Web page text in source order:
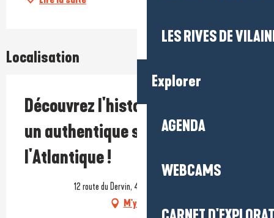
LES RIVES DE
Explorer
AGENDA
WEBCAMS
Localisation
Découvrez l'histoire locale dans
un authentique site du Mur de
l'Atlantique !
12 route du Dervin, 44740 Batz-sur-Mer
M'y rendre